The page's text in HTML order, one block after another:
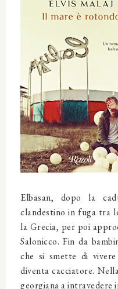
Elbasan, dopo la
clandestino in fuga tra
la Grecia, per poi
Salonicco. Fin da
che si smette di
diventa cacciatore.
georgiana a intravedere